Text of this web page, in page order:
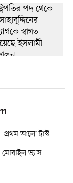
প্রথম আলো ট্রাস্ট
মোবাইল ভ্যাস